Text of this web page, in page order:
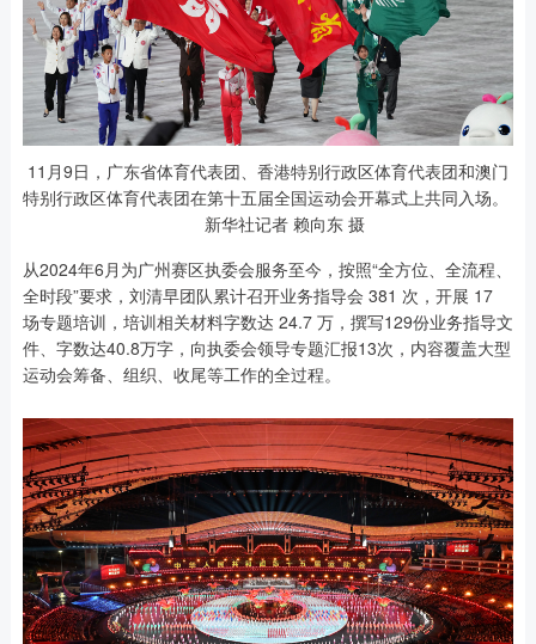
11月9日，广东省体育代表团、香港特别行政区体育代表团和澳门
特别行政区体育代表团在第十五届全国运动会开幕式上共同入场。
新华社记者 赖向东 摄
从2024年6月为广州赛区执委会服务至今，按照“全方位、全流程、
全时段”要求，刘清早团队累计召开业务指导会 381 次，开展 17
场专题培训，培训相关材料字数达 24.7 万，撰写129份业务指导文
件、字数达40.8万字，向执委会领导专题汇报13次，内容覆盖大型
运动会筹备、组织、收尾等工作的全过程。